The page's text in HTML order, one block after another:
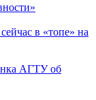
в «топе» на
АГТУ об